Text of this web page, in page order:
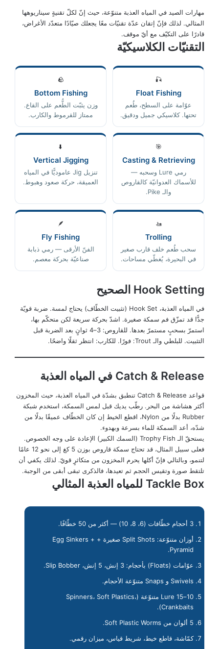
مهارات الصيد في المياه العذبة متنوّعة، حيث إنّ لكلّ تقنيةٍ سيناريوهها
المثالي. لذلك فإنّ إتقان عدّة تقنيّات معًا يجعلك صيّادًا متعدّد الأغراض،
قادرًا على التكيّف مع أيّ موقف.
التقنيّات الكلاسيكيّة
🎣
Float Fishing
عوّامة على السطح، طُعم
تحتها. كلاسيكي جميل ودقيق.
🪨
Bottom Fishing
وزن يثبّت الطُّعم على القاع.
ممتاز للقرموط والكارب.
🎯
Casting & Retrieving
رمي Lure وسحبه —
للأسماك العدوانيّة كالقاروص
والـ Pike.
⬇️
Vertical Jigging
تنزيل Jig عاموديًّا في المياه
العميقة، حركة صعود وهبوط.
🚤
Trolling
سحب طُعم خلف قارب صغير
في البحيرة، يُغطّي مساحات.
🪶
Fly Fishing
الفنّ الأرقى — رمي ذبابة
صناعيّة بحركة معصم.
Hook Setting الصحيح
في المياه العذبة، Hook Set (تثبيت الخطّاف) يحتاج لمسة. ضربة قويّة
جدًّا قد تمزّق فم سمكة صغيرة. اشدّ بحركة سريعة لكن متحكّم بها،
استمرّ بسحبٍ مستمرّ بعدها. للقاروص: 3–4 ثوانٍ بعد الضربة قبل
التثبيت. للبلطي والـ Trout: فورًا. للكارب: انتظر ثقلًا واضحًا.
Catch & Release في المياه العذبة
قواعد Catch & Release تنطبق بشدّة في المياه العذبة، حيث المخزون
أكثر هشاشة من البحر. رطّب يديك قبل لمس السمكة، استخدم شبكة
Rubber بدلًا من Nylon، اقطع الخيط إن كان الخطّاف عميقًا بدلًا من
شدّه، أعد السمكة للماء بسرعة وبهدوء.
يستحقّ الـ Trophy Fish (السمك الكبير) الإعادة على وجه الخصوص.
فعلى سبيل المثال، قد تحتاج سمكة قاروص بوزن 5 كغ إلى نحو 12 عامًا
لتنمو، وبالتالي فإنّ أكلها يحرم المخزون من متكاثرٍ قويّ. لذلك يكفي أن
تلتقط صورة وتقيس الحجم ثم تعيدها، فالذكرى تبقى أبقى من الوجبة.
Tackle Box للمياه العذبة المثالي
3 أحجام خطّافات (6، 8، 10) — أكثر من 50 خطّافًا.
أوزان متنوّعة: Split Shots صغيرة + Egg Sinkers +
Pyramid.
عوّامات (Floats) بأحجام: 3 إنش، 5 إنش، Slip Bobber.
Swivels و Snaps متنوّعة الأحجام.
10–15 Lure متنوّعة (Spinners، Soft Plastics،
Crankbaits).
5 ألوان من Soft Plastic Worms.
كمّاشة، قاطع خيط، شريط قياس، ميزان رقمي.